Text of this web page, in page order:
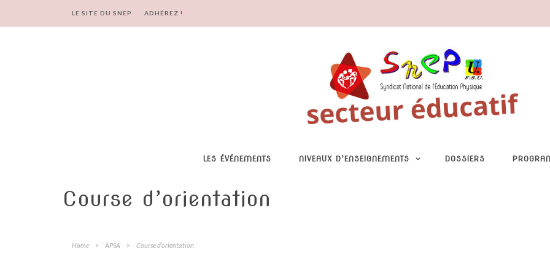
LE SITE DU SNEP ADHÉREZ !
LES ÉVÉNEMENTS NIVEAUX D’ENSEIGNEMENTS DOSSIERS
Course d’orientation
Home > APSA > Course d’orientation